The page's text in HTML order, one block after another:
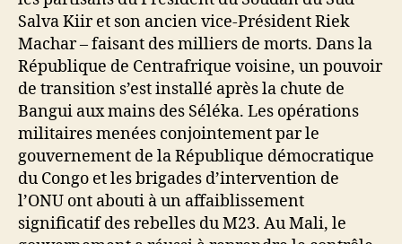
Salva Kiir et son ancien vice-Président Riek
Machar – faisant des milliers de morts. Dans la
République de Centrafrique voisine, un pouvoir
de transition s’est installé après la chute de
Bangui aux mains des Séléka. Les opérations
militaires menées conjointement par le
gouvernement de la République démocratique
du Congo et les brigades d’intervention de
l’ONU ont abouti à un affaiblissement
significatif des rebelles du M23. Au Mali, le